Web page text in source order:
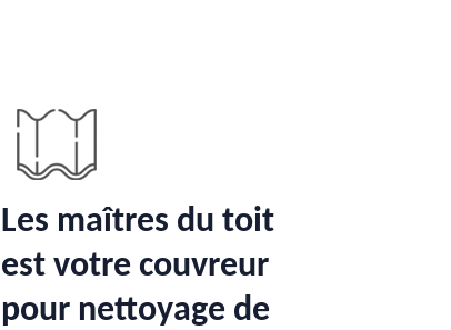
Les maîtres du toit
est votre couvreur
pour nettoyage de